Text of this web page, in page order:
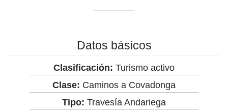
Datos básicos
Clasificación: Turismo activo
Clase: Caminos a Covadonga
Tipo: Travesía Andariega